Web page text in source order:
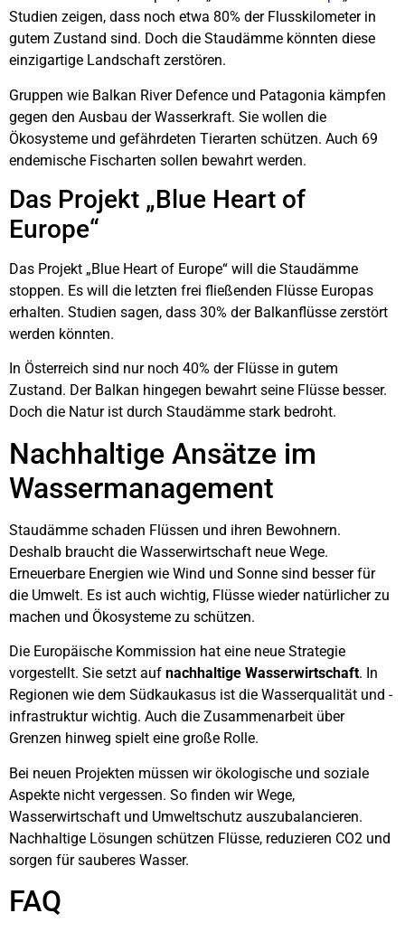
Studien zeigen, dass noch etwa 80% der Flusskilometer in
gutem Zustand sind. Doch die Staudämme könnten diese
einzigartige Landschaft zerstören.
Gruppen wie Balkan River Defence und Patagonia kämpfen
gegen den Ausbau der Wasserkraft. Sie wollen die
Ökosysteme und gefährdeten Tierarten schützen. Auch 69
endemische Fischarten sollen bewahrt werden.
Das Projekt „Blue Heart of
Europe“
Das Projekt „Blue Heart of Europe“ will die Staudämme
stoppen. Es will die letzten frei fließenden Flüsse Europas
erhalten. Studien sagen, dass 30% der Balkanflüsse zerstört
werden könnten.
In Österreich sind nur noch 40% der Flüsse in gutem
Zustand. Der Balkan hingegen bewahrt seine Flüsse besser.
Doch die Natur ist durch Staudämme stark bedroht.
Nachhaltige Ansätze im
Wassermanagement
Staudämme schaden Flüssen und ihren Bewohnern.
Deshalb braucht die Wasserwirtschaft neue Wege.
Erneuerbare Energien wie Wind und Sonne sind besser für
die Umwelt. Es ist auch wichtig, Flüsse wieder natürlicher zu
machen und Ökosysteme zu schützen.
Die Europäische Kommission hat eine neue Strategie
vorgestellt. Sie setzt auf nachhaltige Wasserwirtschaft. In
Regionen wie dem Südkaukasus ist die Wasserqualität und -
infrastruktur wichtig. Auch die Zusammenarbeit über
Grenzen hinweg spielt eine große Rolle.
Bei neuen Projekten müssen wir ökologische und soziale
Aspekte nicht vergessen. So finden wir Wege,
Wasserwirtschaft und Umweltschutz auszubalancieren.
Nachhaltige Lösungen schützen Flüsse, reduzieren CO2 und
sorgen für sauberes Wasser.
FAQ